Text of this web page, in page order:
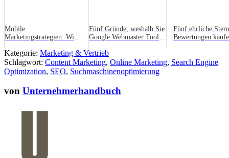
Mobile
Marketingstrategien: Wie
Ihre Marke nutzen können
Fünf Gründe, weshalb Sie
Google Webmaster Tools
einsetzen und regelmäßig
nutzen s...
Fünf ehrliche
Bewertungen
Kategorie: Marketing & Vertrieb
Schlagwort: Content Marketing, Online Marketing, Search Engine
Optimization, SEO, Suchmaschinenoptimierung
von Unternehmerhandbuch